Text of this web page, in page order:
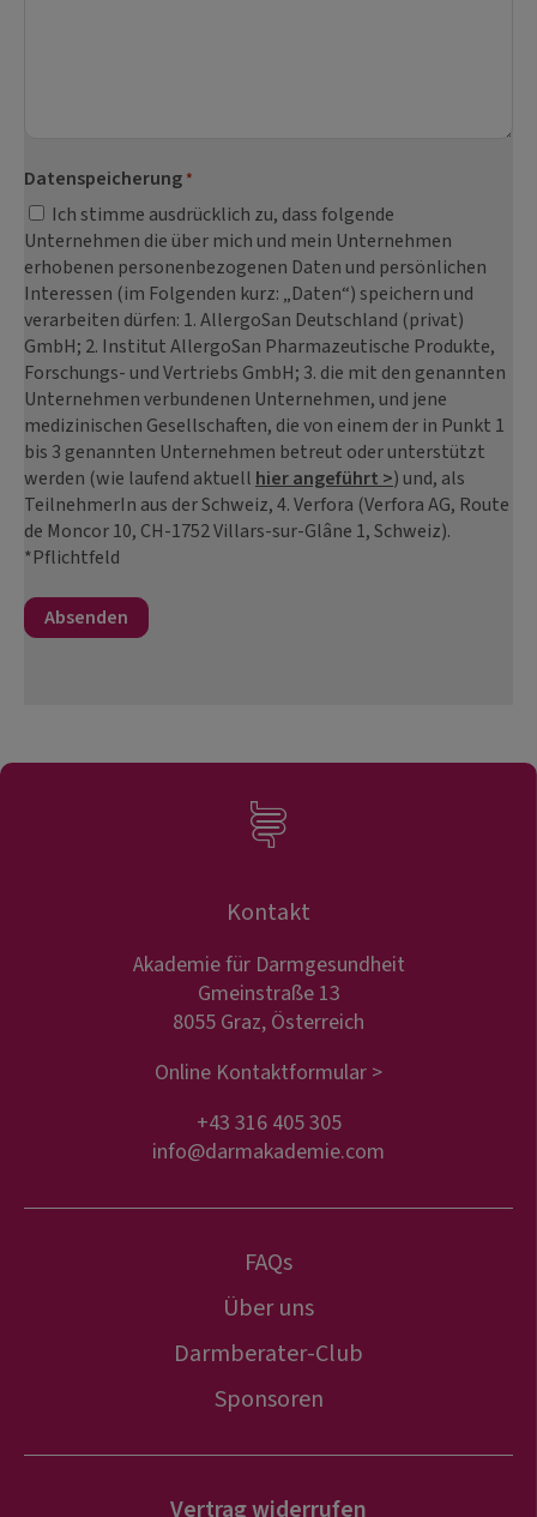
Datenspeicherung *
Ich stimme ausdrücklich zu, dass folgende
Unternehmen die über mich und mein Unternehmen
erhobenen personenbezogenen Daten und persönlichen
Interessen (im Folgenden kurz: „Daten“) speichern und
verarbeiten dürfen: 1. AllergoSan Deutschland (privat)
GmbH; 2. Institut AllergoSan Pharmazeutische Produkte,
Forschungs- und Vertriebs GmbH; 3. die mit den genannten
Unternehmen verbundenen Unternehmen, und jene
medizinischen Gesellschaften, die von einem der in Punkt 1
bis 3 genannten Unternehmen betreut oder unterstützt
werden (wie laufend aktuell hier angeführt >) und, als
TeilnehmerIn aus der Schweiz, 4. Verfora (Verfora AG, Route
de Moncor 10, CH-1752 Villars-sur-Glâne 1, Schweiz).
*Pflichtfeld
Kontakt
Akademie für Darmgesundheit
Gmeinstraße 13
8055 Graz, Österreich
Online Kontaktformular >
+43 316 405 305
info@darmakademie.com
FAQs
Über uns
Darmberater-Club
Sponsoren
Vertrag widerrufen